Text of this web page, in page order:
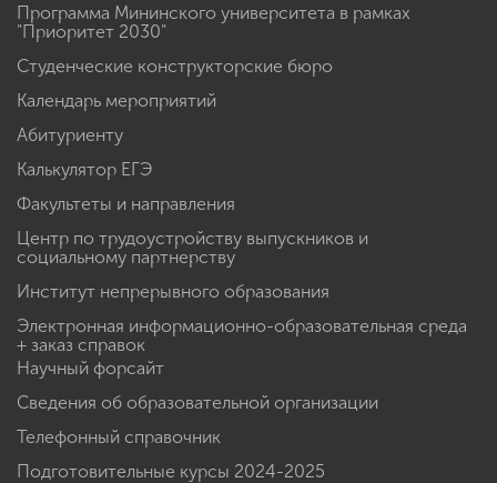
Программа Мининского университета в рамках
"Приоритет 2030"
Студенческие конструкторские бюро
Календарь мероприятий
Абитуриенту
Калькулятор ЕГЭ
Факультеты и направления
Центр по трудоустройству выпускников и
социальному партнерству
Институт непрерывного образования
Электронная информационно-образовательная среда
+ заказ справок
Научный форсайт
Сведения об образовательной организации
Телефонный справочник
Подготовительные курсы 2024-2025